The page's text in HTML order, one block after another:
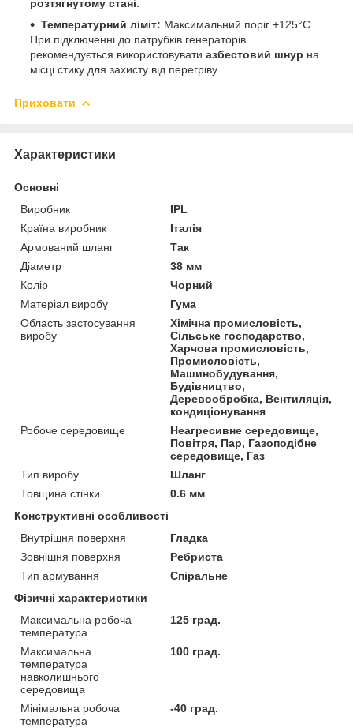
розтягнутому стані
Температурний ліміт: Максимальний поріг +125°С.
При підключенні до патрубків генераторів
рекомендується використовувати азбестовий шнур на
місці стику для захисту від перегріву.
Приховати
Характеристики
Основні
Виробник
IPL
Країна виробник
Італія
Армований шланг
Так
Діаметр
38 мм
Колір
Чорний
Матеріал виробу
Гума
Область застосування
виробу
Хімічна промисловість,
Сільське господарство,
Харчова промисловість,
Промисловість,
Машинобудування,
Будівництво,
Деревообробка, Вентиляція,
кондиціонування
Робоче середовище
Неагресивне середовище,
Повітря, Пар, Газоподібне
середовище, Газ
Тип виробу
Шланг
Товщина стінки
0.6 мм
Конструктивні особливості
Внутрішня поверхня
Гладка
Зовнішня поверхня
Ребриста
Тип армування
Спіральне
Фізичні характеристики
Максимальна робоча
температура
125 град.
Максимальна
температура
навколишнього
середовища
100 град.
Мінімальна робоча
температура
-40 град.